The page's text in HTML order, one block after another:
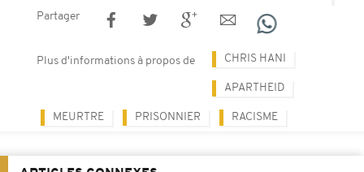
Partager
Plus d'informations à propos de CHRIS HANI
APARTHEID
MEURTRE PRISONNIER RACISME